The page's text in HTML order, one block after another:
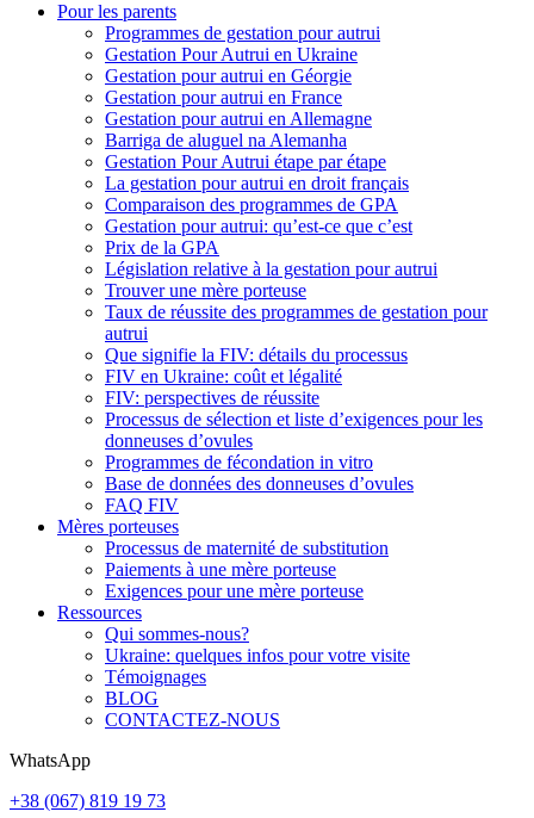
Pour les parents
Programmes de gestation pour autrui
Gestation Pour Autrui en Ukraine
Gestation pour autrui en Géorgie
Gestation pour autrui en France
Gestation pour autrui en Allemagne
Barriga de aluguel na Alemanha
Gestation Pour Autrui étape par étape
La gestation pour autrui en droit français
Comparaison des programmes de GPA
Gestation pour autrui: qu’est-ce que c’est
Prix de la GPA
Législation relative à la gestation pour autrui
Trouver une mère porteuse
Taux de réussite des programmes de gestation pour
autrui
Que signifie la FIV: détails du processus
FIV en Ukraine: coût et légalité
FIV: perspectives de réussite
Processus de sélection et liste d’exigences pour les
donneuses d’ovules
Programmes de fécondation in vitro
Base de données des donneuses d’ovules
FAQ FIV
Mères porteuses
Processus de maternité de substitution
Paiements à une mère porteuse
Exigences pour une mère porteuse
Ressources
Qui sommes-nous?
Ukraine: quelques infos pour votre visite
Témoignages
BLOG
CONTACTEZ-NOUS
WhatsApp
+38 (067) 819 19 73